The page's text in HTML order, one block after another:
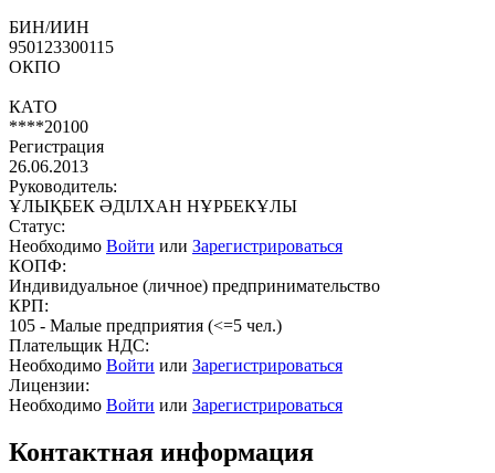
БИН/ИИН
950123300115
ОКПО
КАТО
****20100
Регистрация
26.06.2013
Руководитель:
ҰЛЫҚБЕК ӘДІЛХАН НҰРБЕКҰЛЫ
Статус:
Необходимо Войти или Зарегистрироваться
КОПФ:
Индивидуальное (личное) предпринимательство
КРП:
105 - Малые предприятия (<=5 чел.)
Плательщик НДС:
Необходимо Войти или Зарегистрироваться
Лицензии:
Необходимо Войти или Зарегистрироваться
Контактная информация